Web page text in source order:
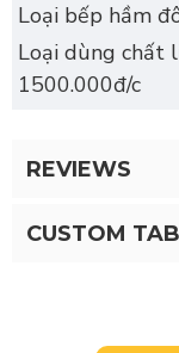
Loại bếp hầm
Loại dùng chất
1500.000đ/c
REVIEWS
CUSTOM